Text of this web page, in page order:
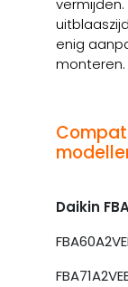
enig
monteren.
Daikin